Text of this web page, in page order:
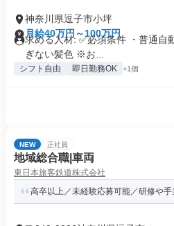
神奈川県逗子市小坪
月給40万円～100万円
求める人材: ✅️必須条件 ・普通自
ぎない髪色 ※お...
シフト自由 即日勤務OK +1個
NEW 正社員
地域総合職|車両
東日本旅客鉄道株式会社
高卒以上／未経験応募可能／研修や手